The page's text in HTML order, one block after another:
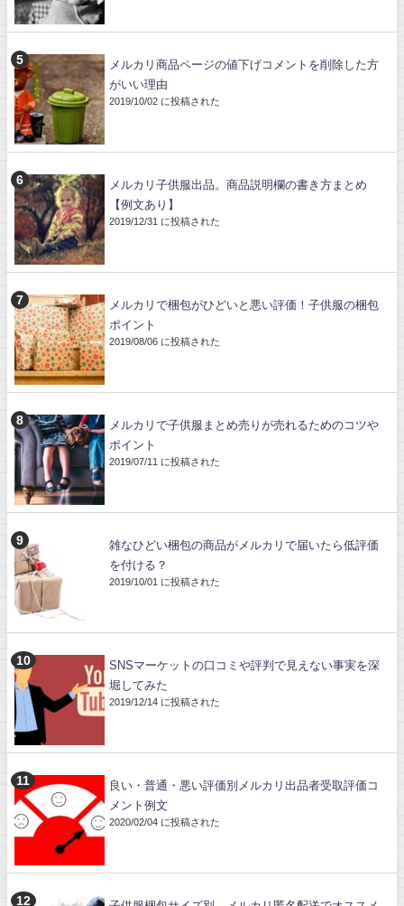
メルカリ商品ページの値下げコメントを削除した方
がいい理由
2019/10/02 に投稿された
メルカリ子供服出品。商品説明欄の書き方まとめ
【例文あり】
2019/12/31 に投稿された
メルカリで梱包がひどいと悪い評価！子供服の梱包
ポイント
2019/08/06 に投稿された
メルカリで子供服まとめ売りが売れるためのコツや
ポイント
2019/07/11 に投稿された
雑なひどい梱包の商品がメルカリで届いたら低評価
を付ける？
2019/10/01 に投稿された
SNSマーケットの口コミや評判で見えない事実を深
堀してみた
2019/12/14 に投稿された
良い・普通・悪い評価別メルカリ出品者受取評価コ
メント例文
2020/02/04 に投稿された